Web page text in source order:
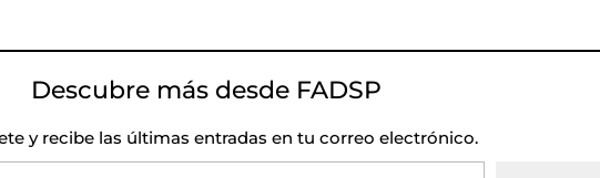
Descubre más desde FADSP
y recibe las últimas entradas en tu correo electrónico.